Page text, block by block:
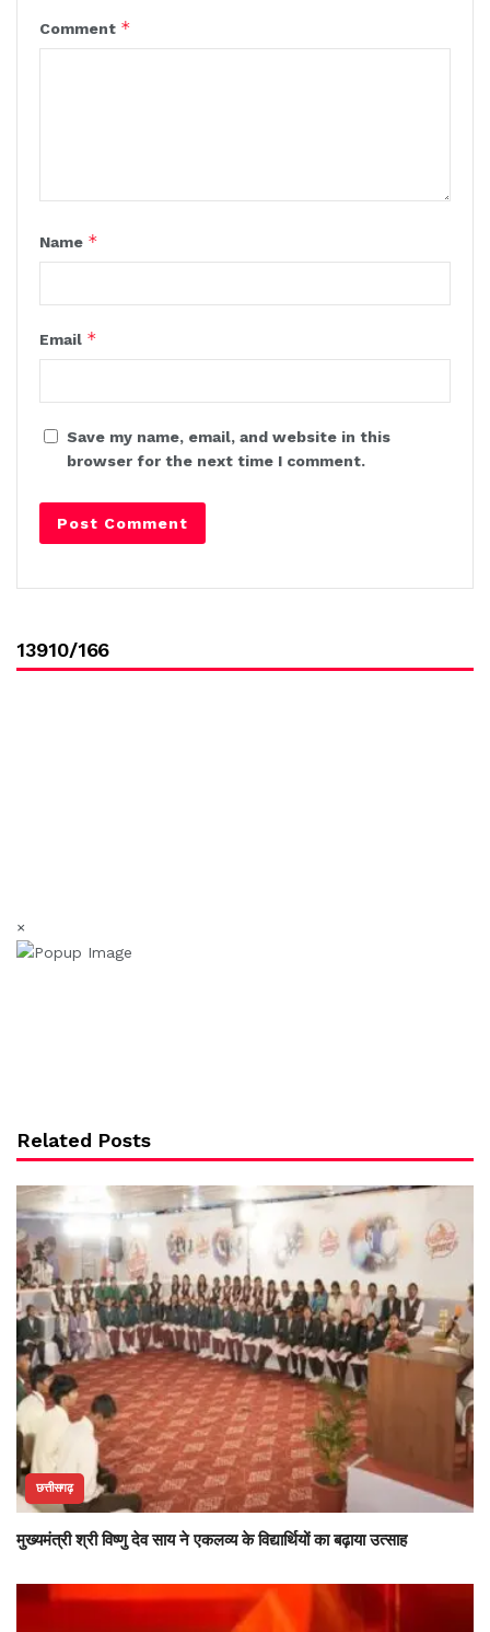
Comment *
Name *
Email *
Save my name, email, and website in this
browser for the next time I comment.
13910/166
×
Related Posts
छत्तीसगढ़
मुख्यमंत्री श्री विष्णु देव साय ने एकलव्य के विद्यार्थियों का बढ़ाया उत्साह